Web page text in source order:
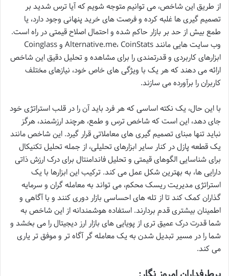
از طریق این شاخص، می توانیم متوجه شویم که آیا ترس شدید بر
تصمیم گیری ها غلبه کرده و فرصت های خرید پنهانی وجود دارد، یا
طمع بیش از حد بر بازار حاکم شده و احتمال اصلاح قیمتی در راه است.
وب سایت هایی مانند Alternative.me، CoinStats و Coinglass
ابزارهای کاربردی و قدرتمندی را برای مشاهده و تحلیل دقیق این شاخص
ارائه می دهند که هر یک با ویژگی های خاص خود، نیازهای مختلف
کاربران را برآورده می سازند.
با این حال، یک نکته اساسی که هر فرد باید آن را در قلب استراتژی خود
جای دهد، این است که شاخص ترس و طمع، هرچند ارزشمند، هرگز
نباید تنها مبنای تصمیم گیری های معاملاتی قرار گیرد. این شاخص مانند
یک قطعه پازل در کنار سایر ابزارهای تحلیلی، از جمله تحلیل تکنیکال
برای شناسایی الگوهای قیمتی و تحلیل فاندامنتال برای درک ارزش ذاتی
دارایی ها، به بهترین شکل عمل می کند. ترکیب این ابزارها با یک
استراتژی مدیریت ریسک محکم، می تواند به معامله گران و سرمایه
گذاران کمک کند تا از تله های احساسی بازار دوری کنند و با آگاهی و
اطمینان بیشتری قدم بردارند. استفاده هوشمندانه از این شاخص به
شما قدرت درک عمیق تری از پویایی های بازار ارز دیجیتال را می بخشد و
شما را در مسیر تبدیل شدن به یک معامله گر آگاه تر و موفق تر یاری
می کند.